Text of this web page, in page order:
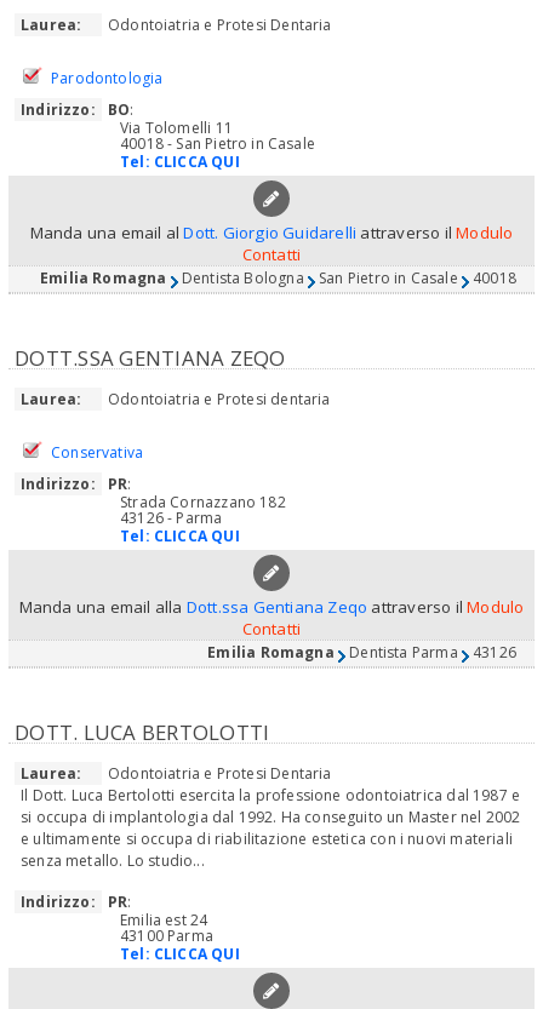
Laurea: Odontoiatria e Protesi Dentaria
Parodontologia
Indirizzo:
BO:
Via Tolomelli 11
40018 - San Pietro in Casale
Tel: CLICCA QUI
Manda una email alDott. Giorgio Guidarelli attraverso ilModulo
Contatti
Emilia Romagna Dentista Bologna San Pietro in Casale 40018
DOTT.SSA GENTIANA ZEQO
Laurea: Odontoiatria e Protesi dentaria
Conservativa
Indirizzo:
PR:
Strada Cornazzano 182
43126 - Parma
Tel: CLICCA QUI
Manda una email alla Dott.ssa Gentiana Zeqo attraverso ilModulo
Contatti
Emilia Romagna Dentista Parma 43126
DOTT. LUCA BERTOLOTTI
Laurea:
Odontoiatria e Protesi Dentaria
Il Dott. Luca Bertolotti esercita la professione odontoiatrica dal 1987 e
si occupa di implantologia dal 1992. Ha conseguito un Master nel 2002
e ultimamente si occupa di riabilitazione estetica con i nuovi materiali
senza metallo. Lo studio...
Indirizzo:
PR:
Emilia est 24
43100 Parma
Tel: CLICCA QUI